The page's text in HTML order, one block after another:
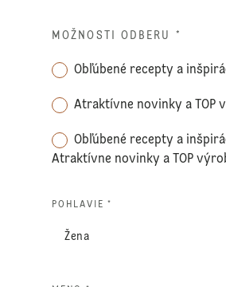
MOŽNOSTI ODBERU *
Obľúbené recepty a
Atraktívne novinky a TOP
Obľúbené recepty a
Atraktívne novinky a TOP
POHLAVIE *